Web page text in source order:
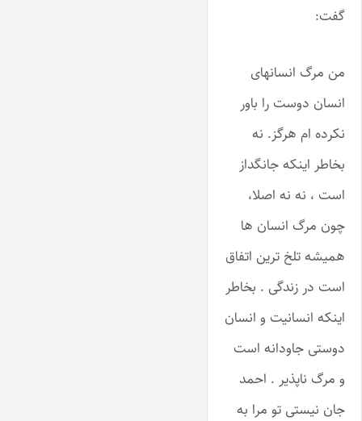
گفت:
من مرگ انسانهای
انسان دوست را باور
نکرده ام هرگز. نه
بخاطر اینکه جانگداز
است ، نه نه اصلا،
چون مرگ انسان ها
همیشه تلخ ترین اتفاق
است در زندگی . بخاطر
اینکه انسانیت و انسان
دوستی جاودانه است
و مرگ ناپذیر . احمد
جان نیستی تو مرا به